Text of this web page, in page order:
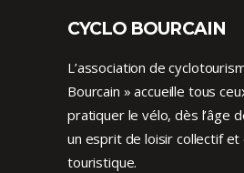
CYCLO BOURCAIN
L’association de
Bourcain » accueille tous
pratiquer le vélo, dès l’âge
un esprit de loisir collectif
touristique.